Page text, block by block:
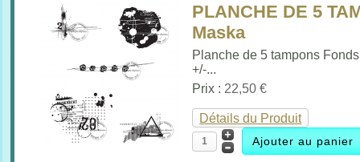
PLANCHE DE 5
Maska
Planche de 5 tampons Fonds
+/-...
Prix : 22,50 €
Détails du Produit